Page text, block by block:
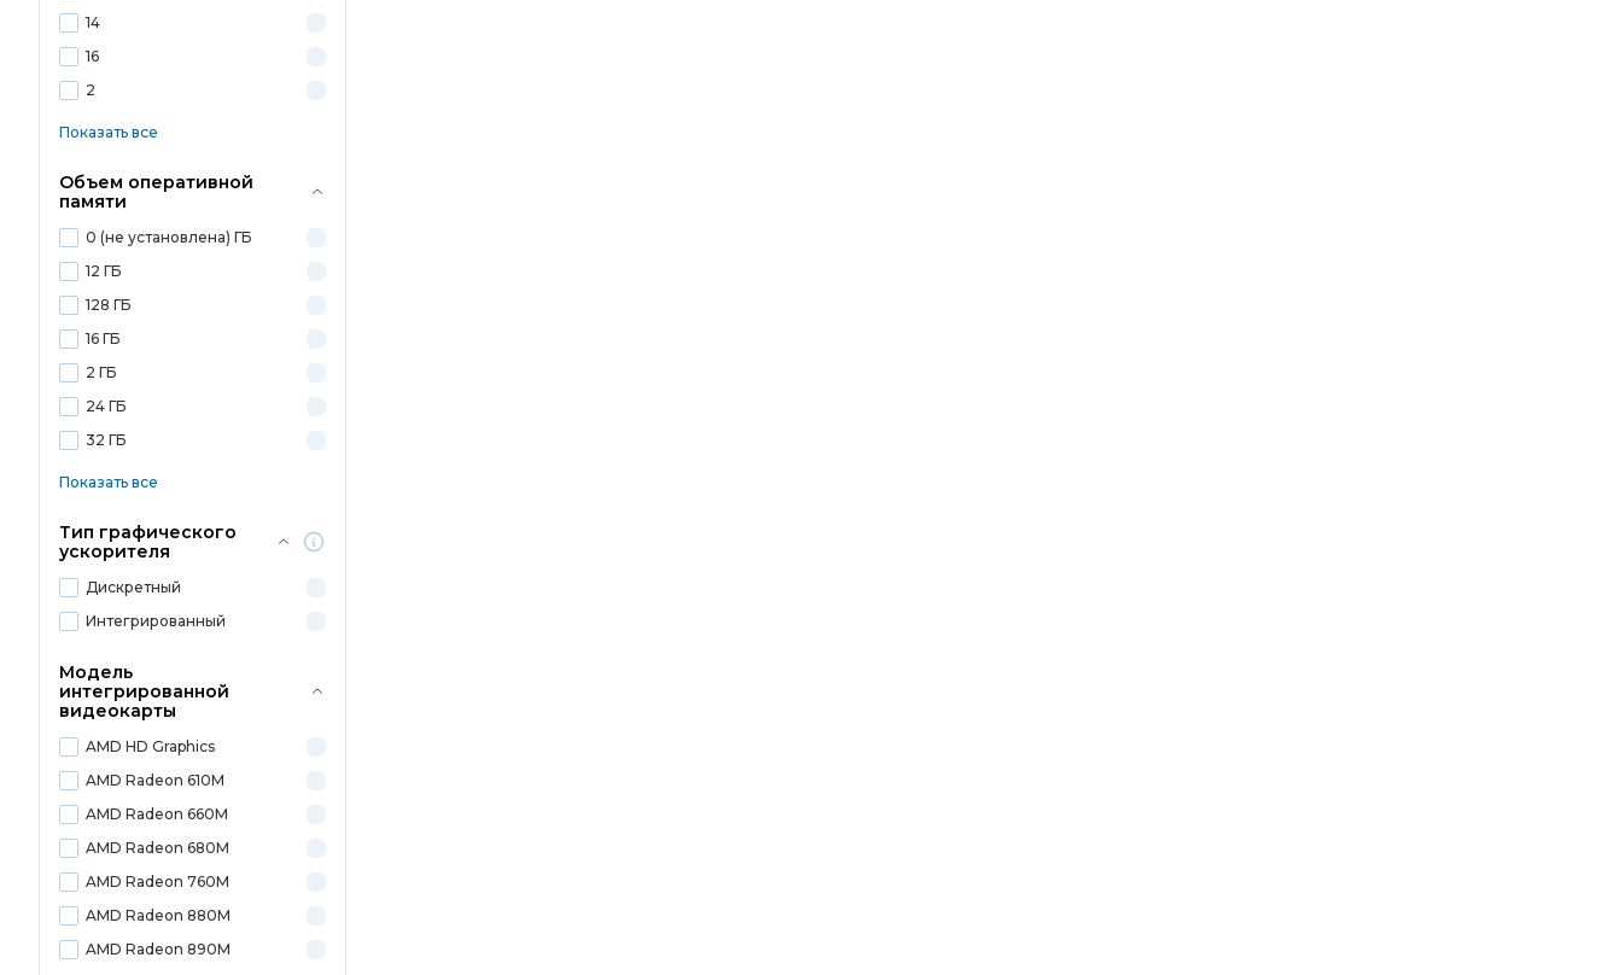
14
16
2
Показать все
Объем оперативной
памяти
0 (не установлена) ГБ
12 ГБ
128 ГБ
16 ГБ
2 ГБ
24 ГБ
32 ГБ
Показать все
Тип графического
ускорителя
Дискретный
Интегрированный
Модель
интегрированной
видеокарты
AMD HD Graphics
AMD Radeon 610M
AMD Radeon 660M
AMD Radeon 680M
AMD Radeon 760M
AMD Radeon 880M
AMD Radeon 890M